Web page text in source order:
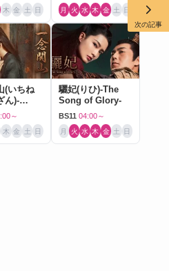
木 金 土 日 月 火 水 木 金 土 日
(いちね
ん)-
to Love-
～
木 金 土 日
驪妃(りひ)-The
Song of Glory-
BS11 04:00～
月 火 水 木 金 土 日
次の記事